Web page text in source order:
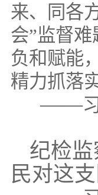
来、同各
会”监督
负和赋能
精力抓落
——
纪检
民对这